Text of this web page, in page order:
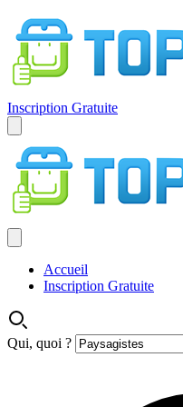
Inscription Gratuite
Accueil
Inscription Gratuite
Qui, quoi ?